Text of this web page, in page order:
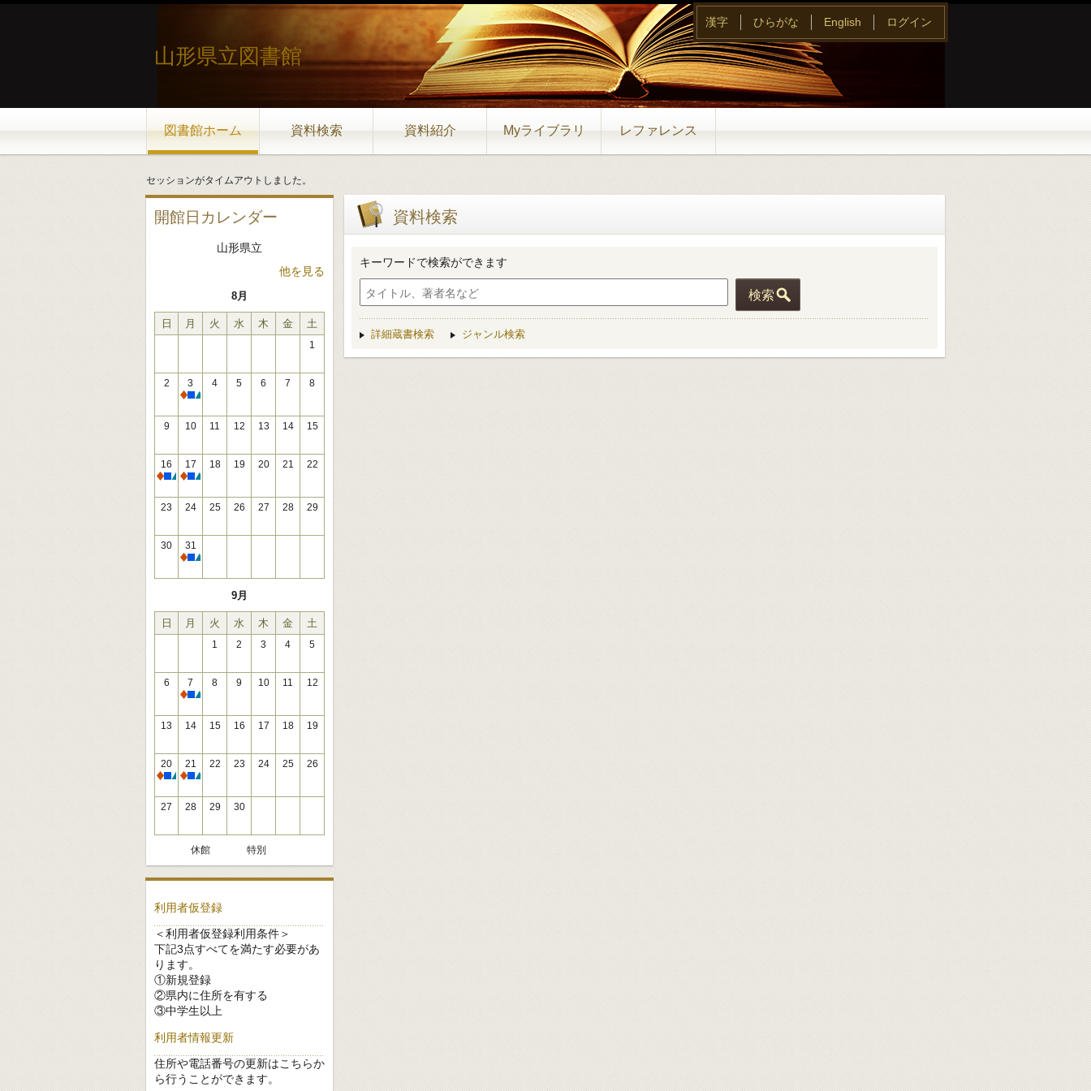
山形県立図書館
図書館ホーム 資料検索 資料紹介 Myライブラリ レファレンス
漢字 ひらがな English ログイン
セッションがタイムアウトしました。
開館日カレンダー
山形県立
他を見る
8月
日 月 火 水 木 金 土
1
2
3
休館
4 5 6 7 8
9 10 11 12 13 14 15
16
休館
17
休館
18 19 20 21 22
23 24 25 26 27 28 29
30
31
休館
9月
日 月 火 水 木 金 土
1 2 3 4 5
6
7
休館
8 9 10 11 12
13 14 15 16 17 18 19
20
休館
21
休館
22 23 24 25 26
27 28 29 30
休館 特別
利用者仮登録
＜利用者仮登録利用条件＞
下記3点すべてを満たす必要があ
ります。
①新規登録
②県内に住所を有する
③中学生以上
利用者情報更新
住所や電話番号の更新はこちらか
ら行うことができます。
資料検索
キーワードで検索ができます
検索
詳細蔵書検索 ジャンル検索